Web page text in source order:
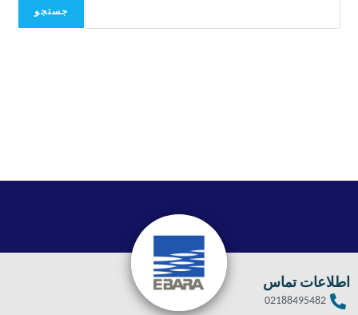
جستجو
اطلاعات تماس
02188495482